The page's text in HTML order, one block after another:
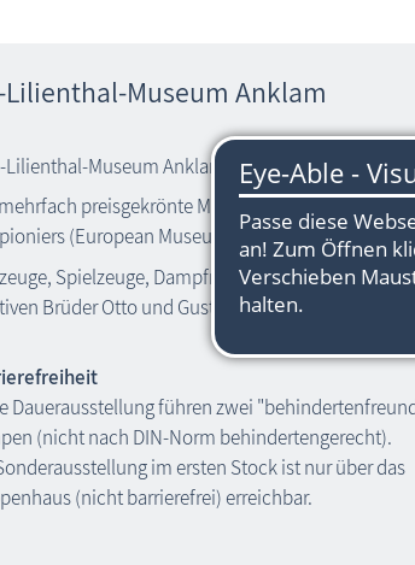
Museum Anklam
Lilienthal-Museum Anklam - Traum vom Fliegen
preisgekrönte Museum in der
(European Museum of the Year Award
Spielzeuge, Dampfmaschinen und der
Brüder Otto und Gustav Lilienthal
Dauerausstellung führen zwei
(nicht nach DIN-Norm behindertengerecht).
im ersten Stock ist nur über das
(nicht barrierefrei) erreichbar.